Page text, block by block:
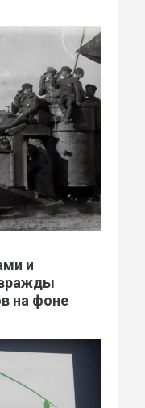
и
на фоне